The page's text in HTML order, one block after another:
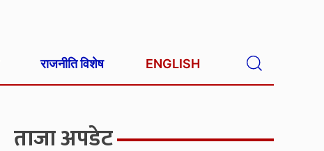
राजनीति विशेष ENGLISH
ताजा अपडेट